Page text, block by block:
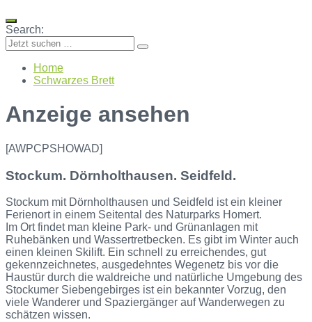
Search:
Home
Schwarzes Brett
Anzeige ansehen
[AWPCPSHOWAD]
Stockum. Dörnholthausen. Seidfeld.
Stockum mit Dörnholthausen und Seidfeld ist ein kleiner
Ferienort in einem Seitental des Naturparks Homert.
Im Ort findet man kleine Park- und Grünanlagen mit
Ruhebänken und Wassertretbecken. Es gibt im Winter auch
einen kleinen Skilift. Ein schnell zu erreichendes, gut
gekennzeichnetes, ausgedehntes Wegenetz bis vor die
Haustür durch die waldreiche und natürliche Umgebung des
Stockumer Siebengebirges ist ein bekannter Vorzug, den
viele Wanderer und Spaziergänger auf Wanderwegen zu
schätzen wissen.